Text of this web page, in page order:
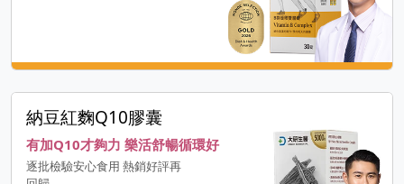
納豆紅麴Q10膠囊
有加Q10才夠力 樂活舒暢循環好
逐批檢驗安心食用 熱銷好評再